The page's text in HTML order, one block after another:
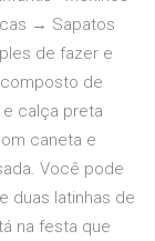
→ Sapatos
de fazer e
de
calça preta
caneta e
Você pode
duas latinhas de
na festa que